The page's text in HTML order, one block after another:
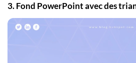
3. Fond PowerPoint avec des